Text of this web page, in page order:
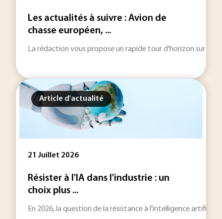
Les actualités à suivre : Avion de
chasse européen, ...
La rédaction vous propose un rapide tour d'horizon sur les
Article d'actualité
21 Juillet 2026
Résister à l'IA dans l'industrie : un
choix plus ...
En 2026, la question de la résistance à l'intelligence